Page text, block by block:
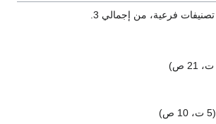
(5 ت، 10 ص)